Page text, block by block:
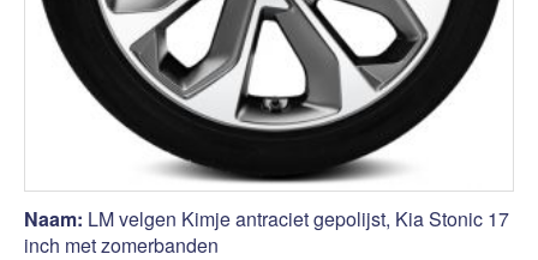
Naam: LM velgen Kimje antraciet gepolijst, Kia Stonic 17
inch met zomerbanden